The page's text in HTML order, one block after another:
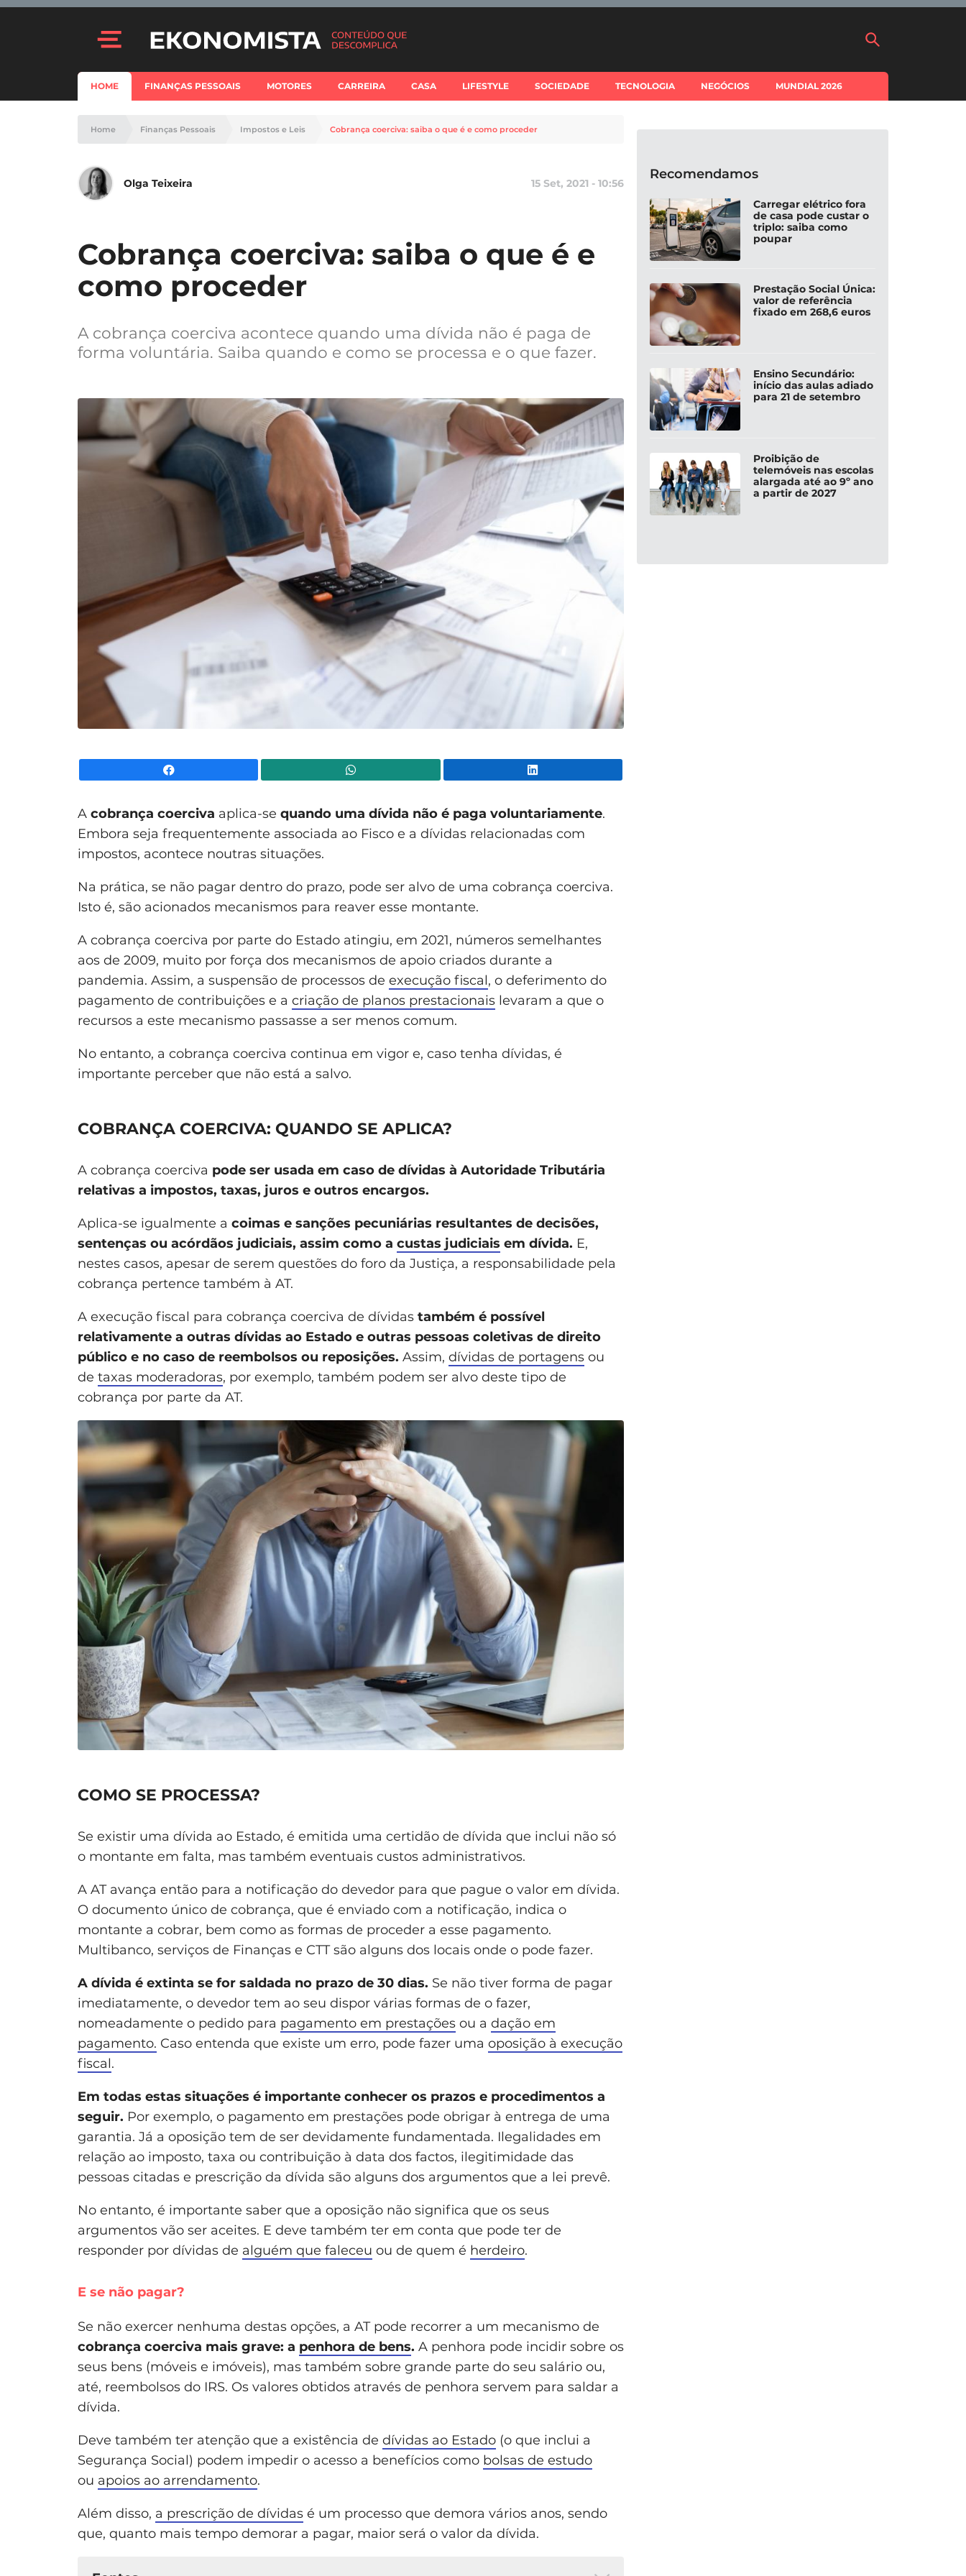
HOME FINANÇAS PESSOAIS MOTORES CARREIRA CASA LIFESTYLE SOCIEDADE TECNOLOGIA NEGÓCIOS MUNDIAL 2026
Home Finanças Pessoais Impostos e Leis Cobrança coerciva: saiba o que é e como proceder
Olga Teixeira 15 Set, 2021 - 10:56
Cobrança coerciva: saiba o que é e
como proceder
A cobrança coerciva acontece quando uma dívida não é paga de
forma voluntária. Saiba quando e como se processa e o que fazer.
A cobrança coerciva aplica-se quando uma dívida não é paga voluntariamente.
Embora seja frequentemente associada ao Fisco e a dívidas relacionadas com
impostos, acontece noutras situações.
Na prática, se não pagar dentro do prazo, pode ser alvo de uma cobrança coerciva.
Isto é, são acionados mecanismos para reaver esse montante.
A cobrança coerciva por parte do Estado atingiu, em 2021, números semelhantes
aos de 2009, muito por força dos mecanismos de apoio criados durante a
pandemia. Assim, a suspensão de processos de execução fiscal, o deferimento do
pagamento de contribuições e a criação de planos prestacionais levaram a que o
recursos a este mecanismo passasse a ser menos comum.
No entanto, a cobrança coerciva continua em vigor e, caso tenha dívidas, é
importante perceber que não está a salvo.
COBRANÇA COERCIVA: QUANDO SE APLICA?
A cobrança coerciva pode ser usada em caso de dívidas à Autoridade Tributária
relativas a impostos, taxas, juros e outros encargos.
Aplica-se igualmente a coimas e sanções pecuniárias resultantes de decisões,
sentenças ou acórdãos judiciais, assim como a custas judiciais em dívida. E,
nestes casos, apesar de serem questões do foro da Justiça, a responsabilidade pela
cobrança pertence também à AT.
A execução fiscal para cobrança coerciva de dívidas também é possível
relativamente a outras dívidas ao Estado e outras pessoas coletivas de direito
público e no caso de reembolsos ou reposições. Assim, dívidas de portagens ou
de taxas moderadoras, por exemplo, também podem ser alvo deste tipo de
cobrança por parte da AT.
COMO SE PROCESSA?
Se existir uma dívida ao Estado, é emitida uma certidão de dívida que inclui não só
o montante em falta, mas também eventuais custos administrativos.
A AT avança então para a notificação do devedor para que pague o valor em dívida.
O documento único de cobrança, que é enviado com a notificação, indica o
montante a cobrar, bem como as formas de proceder a esse pagamento.
Multibanco, serviços de Finanças e CTT são alguns dos locais onde o pode fazer.
A dívida é extinta se for saldada no prazo de 30 dias. Se não tiver forma de pagar
imediatamente, o devedor tem ao seu dispor várias formas de o fazer,
nomeadamente o pedido para pagamento em prestações ou a dação em
pagamento. Caso entenda que existe um erro, pode fazer uma oposição à execução
fiscal.
Em todas estas situações é importante conhecer os prazos e procedimentos a
seguir. Por exemplo, o pagamento em prestações pode obrigar à entrega de uma
garantia. Já a oposição tem de ser devidamente fundamentada. Ilegalidades em
relação ao imposto, taxa ou contribuição à data dos factos, ilegitimidade das
pessoas citadas e prescrição da dívida são alguns dos argumentos que a lei prevê.
No entanto, é importante saber que a oposição não significa que os seus
argumentos vão ser aceites. E deve também ter em conta que pode ter de
responder por dívidas de alguém que faleceu ou de quem é herdeiro.
E se não pagar?
Se não exercer nenhuma destas opções, a AT pode recorrer a um mecanismo de
cobrança coerciva mais grave: a penhora de bens. A penhora pode incidir sobre os
seus bens (móveis e imóveis), mas também sobre grande parte do seu salário ou,
até, reembolsos do IRS. Os valores obtidos através de penhora servem para saldar a
dívida.
Deve também ter atenção que a existência de dívidas ao Estado (o que inclui a
Segurança Social) podem impedir o acesso a benefícios como bolsas de estudo
ou apoios ao arrendamento.
Além disso, a prescrição de dívidas é um processo que demora vários anos, sendo
que, quanto mais tempo demorar a pagar, maior será o valor da dívida.
Recomendamos
Carregar elétrico fora
de casa pode custar o
triplo: saiba como
poupar
Prestação Social Única:
valor de referência
fixado em 268,6 euros
Ensino Secundário:
início das aulas adiado
para 21 de setembro
Proibição de
telemóveis nas escolas
alargada até ao 9º ano
a partir de 2027